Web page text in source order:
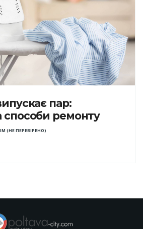
пар:
способи ремонту
(НЕ ПЕРЕВІРЕНО)